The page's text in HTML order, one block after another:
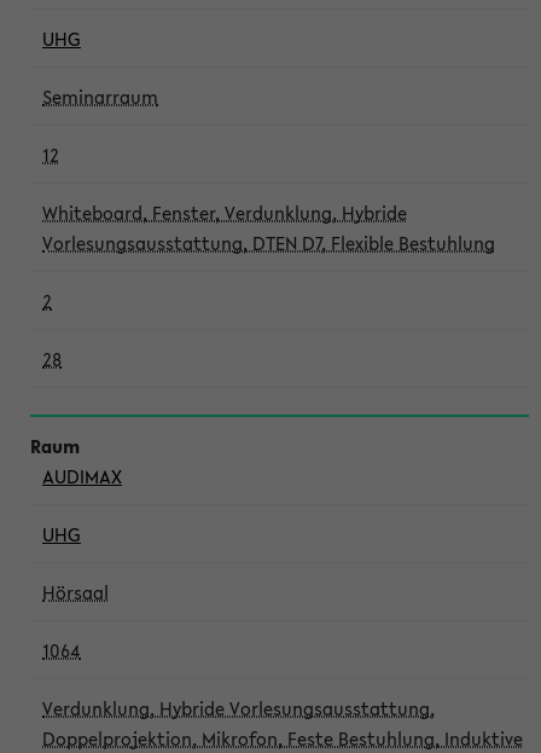
UHG
Seminarraum
12
Whiteboard, Fenster, Verdunklung, Hybride
Vorlesungsausstattung, DTEN D7, Flexible Bestuhlung
2
28
AUDIMAX
UHG
Hörsaal
1064
Verdunklung, Hybride Vorlesungsausstattung,
Doppelprojektion, Mikrofon, Feste Bestuhlung, Induktive